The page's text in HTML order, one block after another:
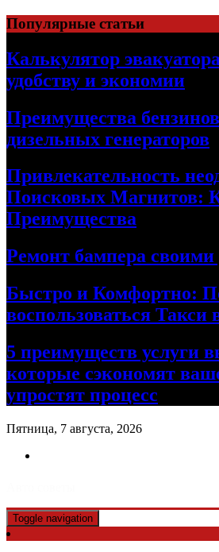
Skip
to
content
Популярные статьи
Калькулятор
удобству и экономии
Преимущества
дизельных генераторов
Привлекательность
Поисковых Магнитов:
Преимущества
Ремонт бампера
Быстро и Комфортно:
воспользоваться Такси
5 преимуществ услуги
которые сэкономят
упростят процесс
Пятница, 7 августа, 2026
Toggle navigation